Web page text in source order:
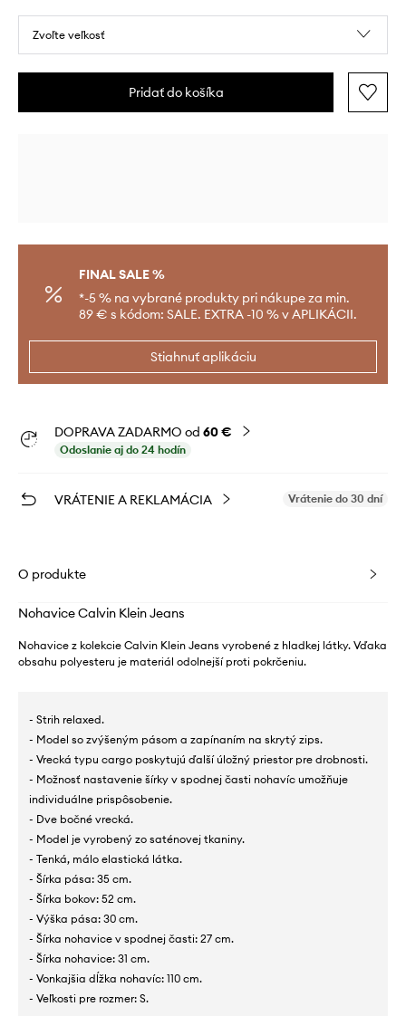
Zvoľte veľkosť
Pridať do košíka
FINAL SALE %
*-5 % na vybrané produkty pri nákupe za min.
89 € s kódom: SALE. EXTRA -10 % v APLIKÁCII.
Stiahnuť aplikáciu
DOPRAVA ZADARMO od 60 €
Odoslanie aj do 24 hodín
VRÁTENIE A REKLAMÁCIA Vrátenie do 30 dní
O produkte
Nohavice Calvin Klein Jeans
Nohavice z kolekcie Calvin Klein Jeans vyrobené z hladkej látky. Vďaka
obsahu polyesteru je materiál odolnejší proti pokrčeniu.
- Strih relaxed.
- Model so zvýšeným pásom a zapínaním na skrytý zips.
- Vrecká typu cargo poskytujú ďalší úložný priestor pre drobnosti.
- Možnosť nastavenie šírky v spodnej časti nohavíc umožňuje
individuálne prispôsobenie.
- Dve bočné vrecká.
- Model je vyrobený zo saténovej tkaniny.
- Tenká, málo elastická látka.
- Šírka pása: 35 cm.
- Šírka bokov: 52 cm.
- Výška pása: 30 cm.
- Šírka nohavice v spodnej časti: 27 cm.
- Šírka nohavice: 31 cm.
- Vonkajšia dĺžka nohavíc: 110 cm.
- Veľkosti pre rozmer: S.